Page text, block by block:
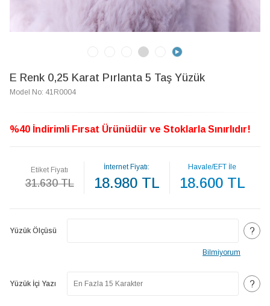
E Renk 0,25 Karat Pırlanta 5 Taş Yüzük
Model No: 41R0004
%40 İndirimli Fırsat Ürünüdür ve Stoklarla Sınırlıdır!
Etiket Fiyatı
31.630 TL
İnternet Fiyatı:
18.980 TL
Havale/EFT İle
18.600 TL
Yüzük Ölçüsü ?
Bilmiyorum
Yüzük İçi Yazı ?